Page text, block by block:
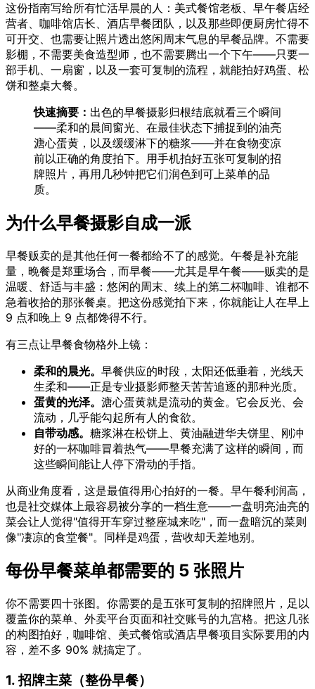
这份指南写给所有忙活早晨的人：美式餐馆老板、早午餐店经
营者、咖啡馆店长、酒店早餐团队，以及那些即便厨房忙得不
可开交、也需要让照片透出悠闲周末气息的早餐品牌。不需要
影棚，不需要美食造型师，也不需要腾出一个下午——只要一
部手机、一扇窗，以及一套可复制的流程，就能拍好鸡蛋、松
饼和整桌大餐。
快速摘要： 出色的早餐摄影归根结底就看三个瞬间
——柔和的晨间窗光、在最佳状态下捕捉到的油亮
溏心蛋黄，以及缓缓淋下的糖浆——并在食物变凉
前以正确的角度拍下。用手机拍好五张可复制的招
牌照片，再用几秒钟把它们润色到可上菜单的品
质。
为什么早餐摄影自成一派
早餐贩卖的是其他任何一餐都给不了的感觉。午餐是补充能
量，晚餐是郑重场合，而早餐——尤其是早午餐——贩卖的是
温暖、舒适与丰盛：悠闲的周末、续上的第二杯咖啡、谁都不
急着收拾的那张餐桌。把这份感觉拍下来，你就能让人在早上
9 点和晚上 9 点都馋得不行。
有三点让早餐食物格外上镜：
柔和的晨光。 早餐供应的时段，太阳还低垂着，光线天
生柔和——正是专业摄影师整天苦苦追逐的那种光质。
蛋黄的光泽。 溏心蛋黄就是流动的黄金。它会反光、会
流动，几乎能勾起所有人的食欲。
自带动感。 糖浆淋在松饼上、黄油融进华夫饼里、刚冲
好的一杯咖啡冒着热气——早餐充满了这样的瞬间，而
这些瞬间能让人停下滑动的手指。
从商业角度看，这是最值得用心拍好的一餐。早午餐利润高，
也是社交媒体上最容易被分享的一档生意——一盘明亮油亮的
菜会让人觉得"值得开车穿过整座城来吃"，而一盘暗沉的菜则
像"凄凉的食堂餐"。同样是鸡蛋，营收却天差地别。
每份早餐菜单都需要的 5 张照片
你不需要四十张图。你需要的是五张可复制的招牌照片，足以
覆盖你的菜单、外卖平台页面和社交账号的九宫格。把这几张
的构图拍好，咖啡馆、美式餐馆或酒店早餐项目实际要用的内
容，差不多 90% 就搞定了。
1. 招牌主菜（整份早餐）